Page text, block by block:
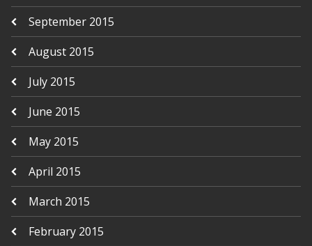
September 2015
August 2015
July 2015
June 2015
May 2015
April 2015
March 2015
February 2015